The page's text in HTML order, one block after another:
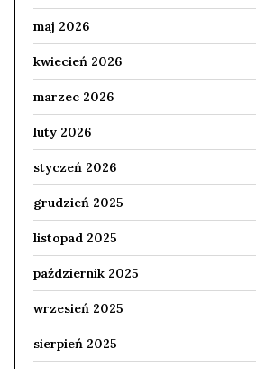
maj 2026
kwiecień 2026
marzec 2026
luty 2026
styczeń 2026
grudzień 2025
listopad 2025
październik 2025
wrzesień 2025
sierpień 2025